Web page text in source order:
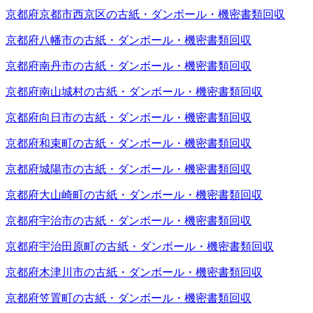
京都府京都市西京区の古紙・ダンボール・機密書類回収
京都府八幡市の古紙・ダンボール・機密書類回収
京都府南丹市の古紙・ダンボール・機密書類回収
京都府南山城村の古紙・ダンボール・機密書類回収
京都府向日市の古紙・ダンボール・機密書類回収
京都府和束町の古紙・ダンボール・機密書類回収
京都府城陽市の古紙・ダンボール・機密書類回収
京都府大山崎町の古紙・ダンボール・機密書類回収
京都府宇治市の古紙・ダンボール・機密書類回収
京都府宇治田原町の古紙・ダンボール・機密書類回収
京都府木津川市の古紙・ダンボール・機密書類回収
京都府笠置町の古紙・ダンボール・機密書類回収